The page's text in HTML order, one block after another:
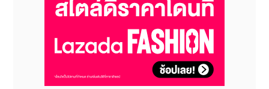
ระบบของเว็บออกแบบมาให้ทำงานแบบเป็นธรรมชาติ ไม่
รองรับหลายแพลตฟอร์ม
ไม่ว่าจะเป็น Facebook, TikTok, Instagram, หรือ